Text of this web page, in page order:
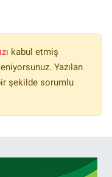
kabul etmiş
Yazılan
şekilde sorumlu